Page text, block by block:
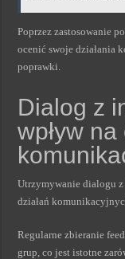
Poprzez zastosowanie
ocenić swoje działania
poprawki.
Dialog z
wpływ
Utrzymywanie dialogu
działań
Regularne zbieranie
grup, co jest istotne